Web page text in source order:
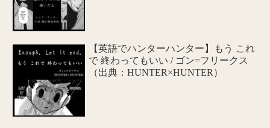
【英語でハンターハンター】もう これ
で 終わってもいい / ゴン=フリークス
（出典：HUNTER×HUNTER）